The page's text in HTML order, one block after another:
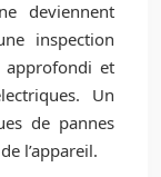
deviennent
inspection
approfondi et
Un
de pannes
l’appareil.